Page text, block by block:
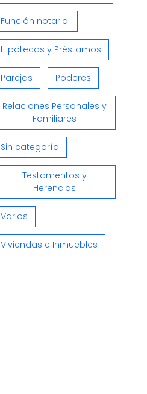
Función notarial
Hipotecas y Préstamos
Parejas Poderes
Relaciones Personales y
Familiares
Sin categoría
Testamentos y
Herencias
Varios
Viviendas e Inmuebles